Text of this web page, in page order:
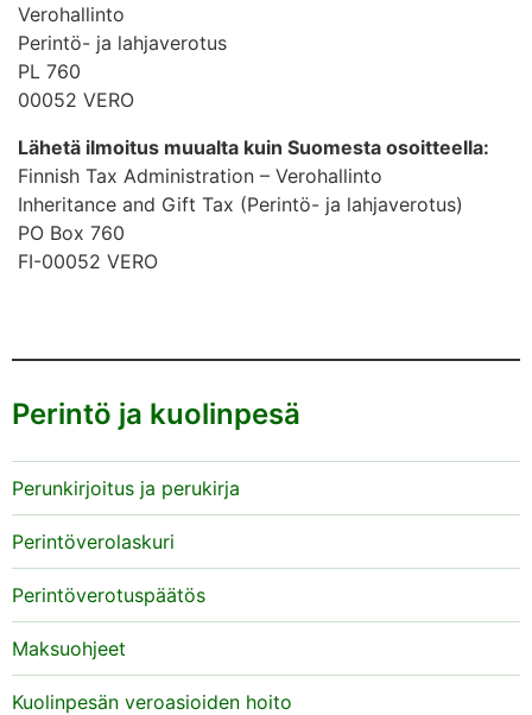
Verohallinto
Perintö- ja lahjaverotus
PL 760
00052 VERO
Lähetä ilmoitus muualta kuin Suomesta osoitteella:
Finnish Tax Administration – Verohallinto
Inheritance and Gift Tax (Perintö- ja lahjaverotus)
PO Box 760
FI-00052 VERO
Perintö ja kuolinpesä
Perunkirjoitus ja perukirja
Perintöverolaskuri
Perintöverotuspäätös
Maksuohjeet
Kuolinpesän veroasioiden hoito